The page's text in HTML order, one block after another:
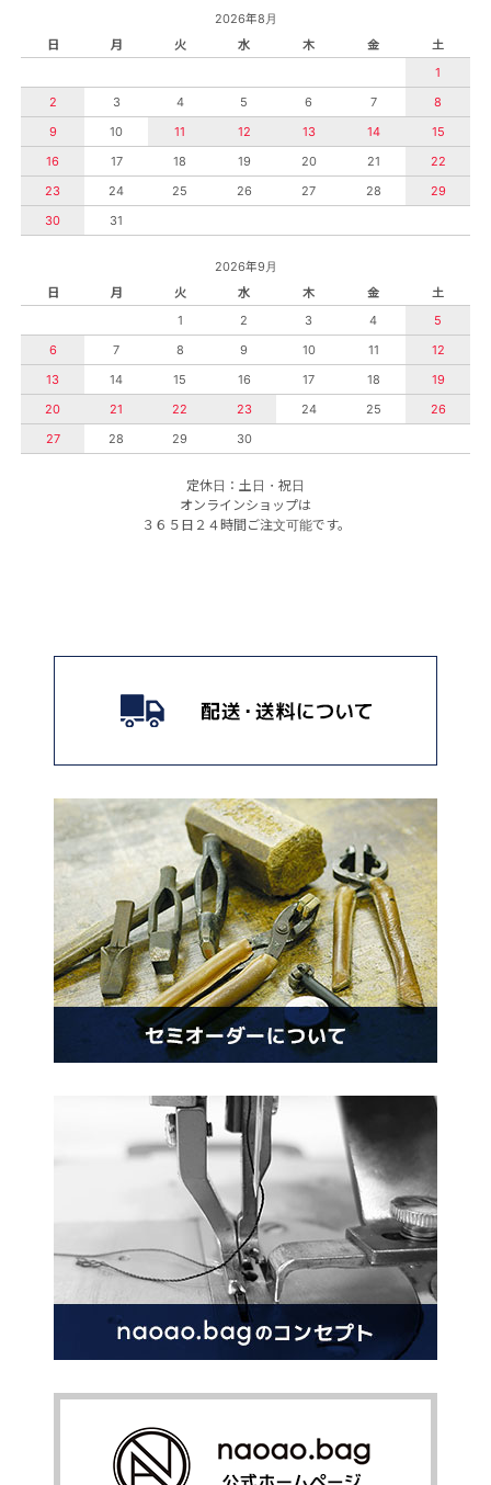
2026年8月
日
月 火 水 木 金
土
1
2
3 4 5 6 7
8
9
10 11 12 13 14
15
16
17 18 19 20 21
22
23
24 25 26 27 28
29
30
31
2026年9月
日
月 火 水 木 金
土
1
2 3 4
5
6
7 8 9 10 11
12
13
14 15 16 17 18
19
20
21 22 23 24 25
26
27
28 29 30
定休日：土日・祝日
オンラインショップは
３６５日２４時間ご注文可能です。